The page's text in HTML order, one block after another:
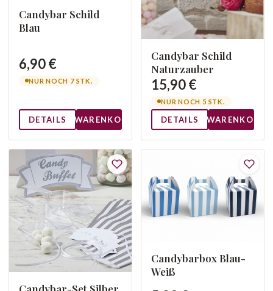
Candybar Schild
Blau
6,90 €
NUR NOCH 7 STK.
DETAILS WARENKORB
Candybar Schild
Naturzauber
15,90 €
NUR NOCH 5 STK.
DETAILS WARENKORB
Candybarbox Blau-
Weiß